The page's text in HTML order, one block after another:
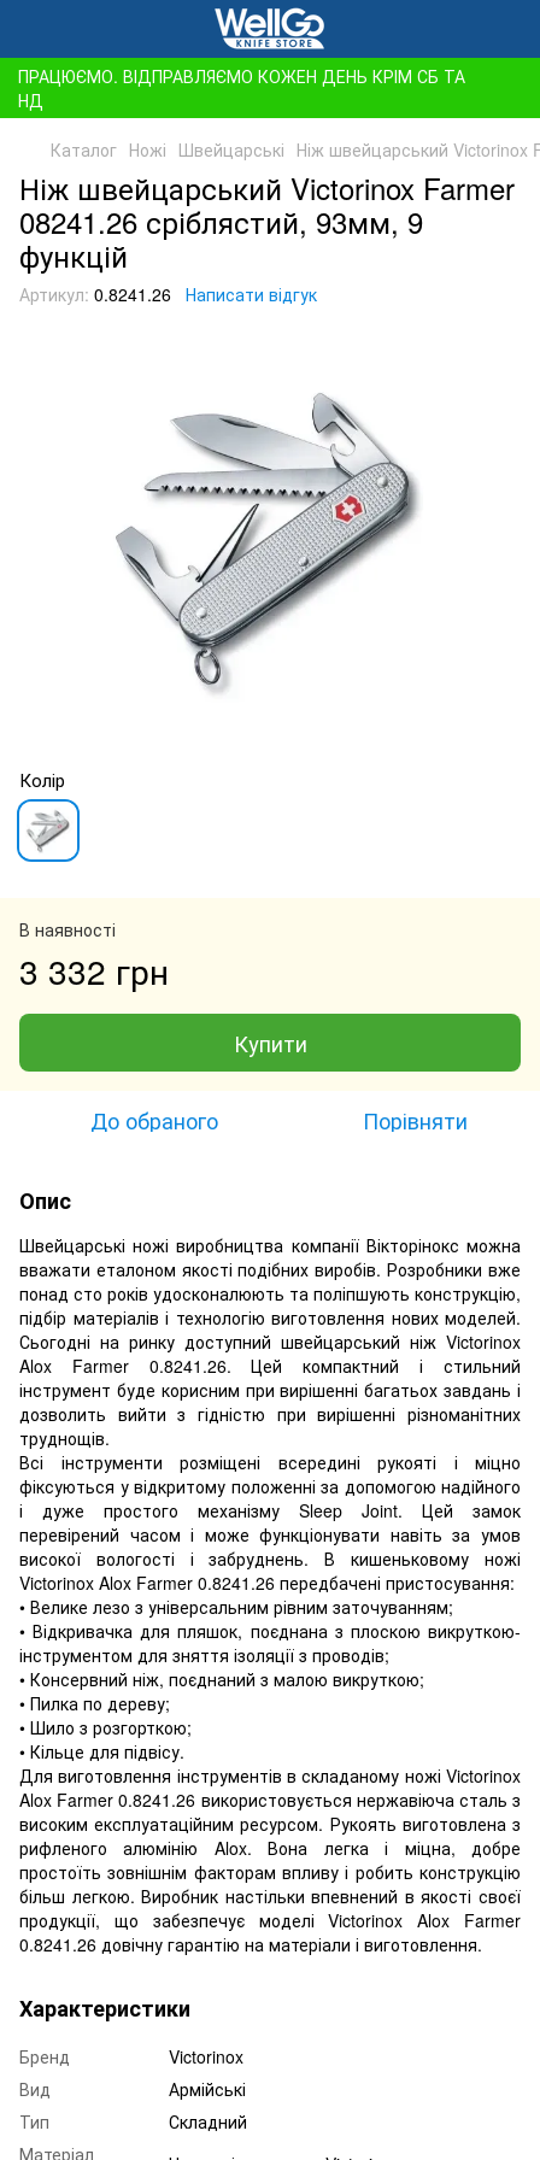
ПРАЦЮЄМО. ВІДПРАВЛЯЄМО КОЖЕН ДЕНЬ КРІМ СБ ТА
НД
Каталог Ножі Швейцарські Ніж швейцарський Victorinox
Ніж швейцарський Victorinox Farmer
08241.26 сріблястий, 93мм, 9
функцій
Артикул: 0.8241.26 Написати відгук
Колір
В наявності
3 332 грн
Купити
До обраного Порівняти
Опис
Швейцарські ножі виробництва компанії Вікторінокс можна
вважати еталоном якості подібних виробів. Розробники вже
понад сто років удосконалюють та поліпшують конструкцію,
підбір матеріалів і технологію виготовлення нових моделей.
Сьогодні на ринку доступний швейцарський ніж Victorinox
Alox Farmer 0.8241.26. Цей компактний і стильний
інструмент буде корисним при вирішенні багатьох завдань і
дозволить вийти з гідністю при вирішенні різноманітних
труднощів.
Всі інструменти розміщені всередині рукояті і міцно
фіксуються у відкритому положенні за допомогою надійного
і дуже простого механізму Sleep Joint. Цей замок
перевірений часом і може функціонувати навіть за умов
високої вологості і забруднень. В кишеньковому ножі
Victorinox Alox Farmer 0.8241.26 передбачені пристосування:
• Велике лезо з універсальним рівним заточуванням;
• Відкривачка для пляшок, поєднана з плоскою викруткою-
інструментом для зняття ізоляції з проводів;
• Консервний ніж, поєднаний з малою викруткою;
• Пилка по дереву;
• Шило з розгорткою;
• Кільце для підвісу.
Для виготовлення інструментів в складаному ножі Victorinox
Alox Farmer 0.8241.26 використовується нержавіюча сталь з
високим експлуатаційним ресурсом. Рукоять виготовлена з
рифленого алюмінію Alox. Вона легка і міцна, добре
простоїть зовнішнім факторам впливу і робить конструкцію
більш легкою. Виробник настільки впевнений в якості своєї
продукції, що забезпечує моделі Victorinox Alox Farmer
0.8241.26 довічну гарантію на матеріали і виготовлення.
Характеристики
Бренд
Victorinox
Вид
Армійські
Тип
Складний
Матеріал